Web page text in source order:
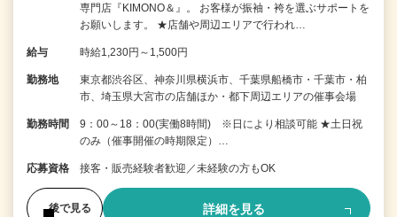
専門店『KIMONO＆』。 お客様が振袖・袴を選ぶサポートを
お願いします。 ★店舗や周辺エリアで行われ…
給与 時給1,230円～1,500円
勤務地
東京都渋谷区、神奈川県横浜市、千葉県船橋市・千葉市・柏
市、埼玉県大宮市の店舗ほか・都下周辺エリアの催事会場
勤務時間
9：00～18：00(実働8時間) ※日により相談可能 ★土日祝
のみ（催事開催の時期限定）…
応募資格 接客・販売経験者歓迎／未経験の方もOK
後で見る 詳細を見る